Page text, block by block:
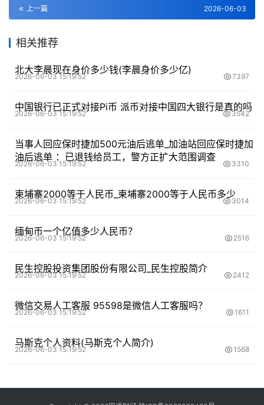
上一篇 2026-06-03
相关推荐
北大李晨现在身价多少钱(李晨身价多少亿)
2026-06-03 15:19:52 7397
中国银行已正式对接Pi币 派币对接中国四大银行是真的吗
2026-06-03 15:19:52 3542
当事人回应保时捷加500元油后逃单_加油站回应保时捷加
油后逃单 ：已退钱给员工，警方正扩大范围调查
2026-06-03 15:19:52 3310
柬埔寨2000等于人民币_柬埔寨2000等于人民币多少
2026-06-03 15:19:52 3014
缅甸币一个亿值多少人民币？
2026-06-03 15:19:52 2516
民生控股投资集团股份有限公司_民生控股简介
2026-06-03 15:19:52 2412
微信交易人工客服 95598是微信人工客服吗？
2026-06-03 15:19:52 1611
马斯克个人资料(马斯克个人简介)
2026-06-03 15:19:52 1568